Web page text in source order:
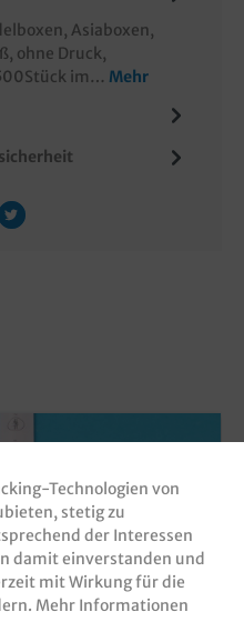
Asiaboxen,
ohne Druck,
im… Mehr
Technologien von
stetig zu
der Interessen
damit einverstanden und
mit Wirkung für die
Mehr Informationen